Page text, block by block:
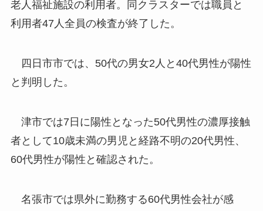
老人福祉施設の利用者。同クラスターでは職員と
利用者47人全員の検査が終了した。
四日市市では、50代の男女2人と40代男性が陽性
と判明した。
津市では7日に陽性となった50代男性の濃厚接触
者として10歳未満の男児と経路不明の20代男性、
60代男性が陽性と確認された。
名張市では県外に勤務する60代男性会社が感